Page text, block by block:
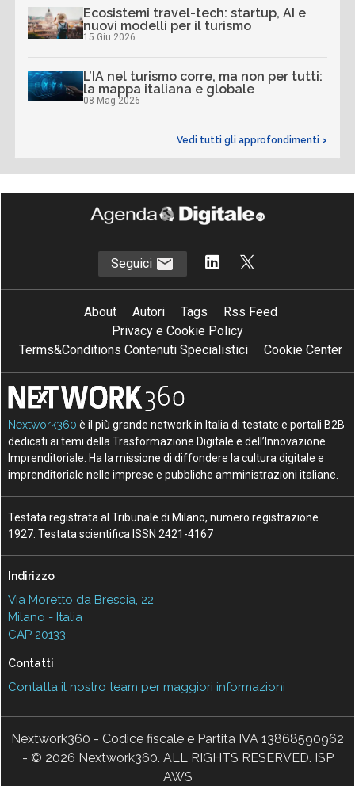
Ecosistemi travel-tech: startup, AI e
nuovi modelli per il turismo
15 Giu 2026
L’IA nel turismo corre, ma non per tutti:
la mappa italiana e globale
08 Mag 2026
Vedi tutti gli approfondimenti >
Seguici
About Autori Tags
Rss Feed
Privacy e Cookie Policy
Terms&Conditions Contenuti Specialistici
Cookie Center
Nextwork360 è il più grande network in Italia di testate e portali B2B
dedicati ai temi della Trasformazione Digitale e dell’Innovazione
Imprenditoriale. Ha la missione di diffondere la cultura digitale e
imprenditoriale nelle imprese e pubbliche amministrazioni italiane.
Testata registrata al Tribunale di Milano, numero registrazione
1927. Testata scientifica ISSN 2421-4167
Indirizzo
Via Moretto da Brescia, 22
Milano - Italia
CAP 20133
Contatti
Contatta il nostro team per maggiori informazioni
Nextwork360 - Codice fiscale e Partita IVA 13868590962
- © 2026 Nextwork360. ALL RIGHTS RESERVED. ISP
AWS